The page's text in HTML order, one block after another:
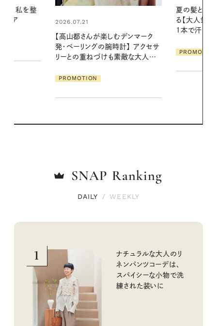
る【大人気のドライシャンプー】 この
PROMOTION
真夏に向け
やりジェルと
地よくうるお
SNAP Ranking
DAILY / WEEKLY
1
ナチュラルな大人のリ
ネンパンツコーデは、
スパイシーな小物で洗
練された装いに